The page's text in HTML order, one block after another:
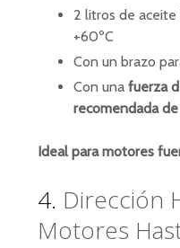
2 litros de
+60ºC
Con un brazo
Con una fuerza
recomendada
Ideal para motores
4. Dirección
Motores